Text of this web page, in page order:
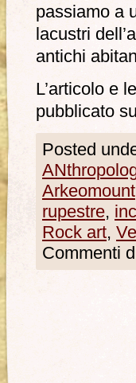
passiamo a
lacustri
antichi
L’articolo e
pubblicato
Posted
Arkeomount
rupestre,
Rock art,
Commenti